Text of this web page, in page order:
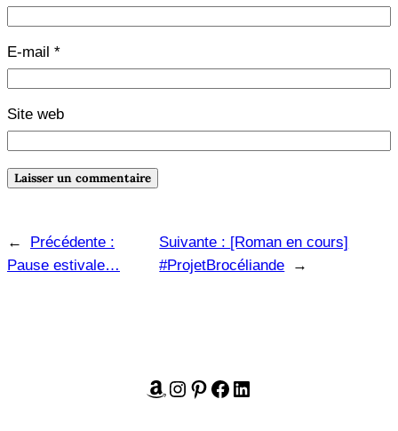
E-mail *
Site web
←
Précédente :
Pause estivale…
Suivante : [Roman en cours]
#ProjetBrocéliande
→
Amazon
Instagram
Pinterest
Facebook
LinkedIn